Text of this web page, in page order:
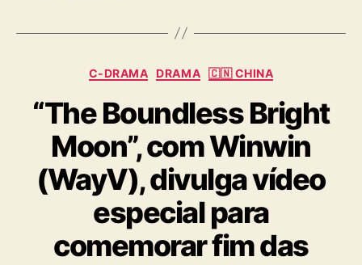
n
o
n
g
,
D
i
n
g
Y
u
x
C
t
e
g
o
r
i
a
s
C-DRAMA DRAMA 🇨🇳 CHINA
“The Boundless Bright
Moon”, com Winwin
(WayV), divulga vídeo
especial para
comemorar fim das